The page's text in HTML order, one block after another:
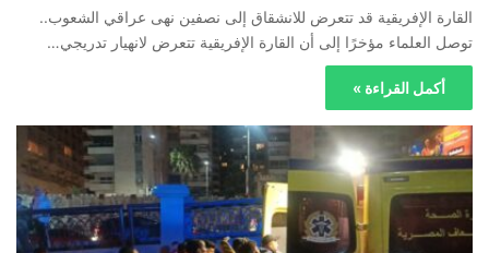
القارة الإفريقية قد تتعرض للانشقاق إلى نصفين نهى عراقي الشعوب..
توصل العلماء مؤخرًا إلى أن القارة الإفريقية تتعرض لانهيار تدريجي…
أكمل القراءة »